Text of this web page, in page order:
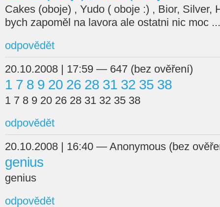
Cakes (oboje) , Yudo ( oboje :) , Bior, Silver,
bych zapoměl na lavora ale ostatni nic moc ...
odpovědět
20.10.2008 | 17:59 — 647 (bez ověření)
1 7 8 9 20 26 28 31 32 35 38
1 7 8 9 20 26 28 31 32 35 38
odpovědět
20.10.2008 | 16:40 — Anonymous (bez
genius
genius
odpovědět